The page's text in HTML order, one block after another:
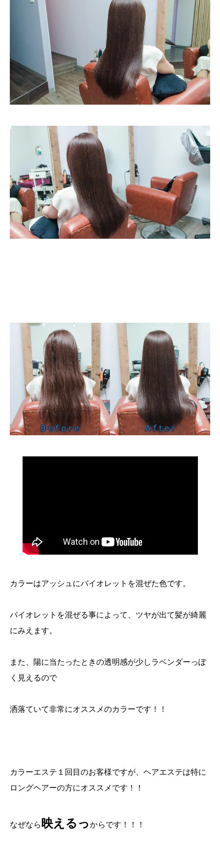
カラーはアッシュにバイオレットを混ぜた色です。
バイオレットを混ぜる事によって、ツヤが出て髪が綺麗
にみえます。
また、陽に当たったときの透明感が少しラベンダーっぽ
く見えるので
洒落ていて非常にオススメのカラーです！！
カラーエステ１回目のお客様ですが、ヘアエステは特に
ロングヘアーの方にオススメです！！
なぜなら 映えるっからです！！！